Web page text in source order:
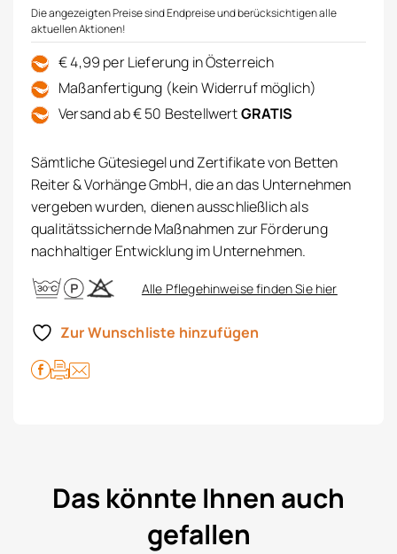
Die angezeigten Preise sind Endpreise und berücksichtigen alle
aktuellen Aktionen!
€ 4,99 per Lieferung in Österreich
Maßanfertigung (kein Widerruf möglich)
Versand ab € 50 BestellwertGRATIS
Sämtliche Gütesiegel und Zertifikate von Betten
Reiter & Vorhänge GmbH, die an das Unternehmen
vergeben wurden, dienen ausschließlich als
qualitätssichernde Maßnahmen zur Förderung
nachhaltiger Entwicklung im Unternehmen.
Alle Pflegehinweise finden Sie hier
Zur Wunschliste hinzufügen
Das könnte Ihnen auch
gefallen